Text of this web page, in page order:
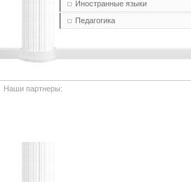
Иностранные языки
Педагогика
Наши партнеры: